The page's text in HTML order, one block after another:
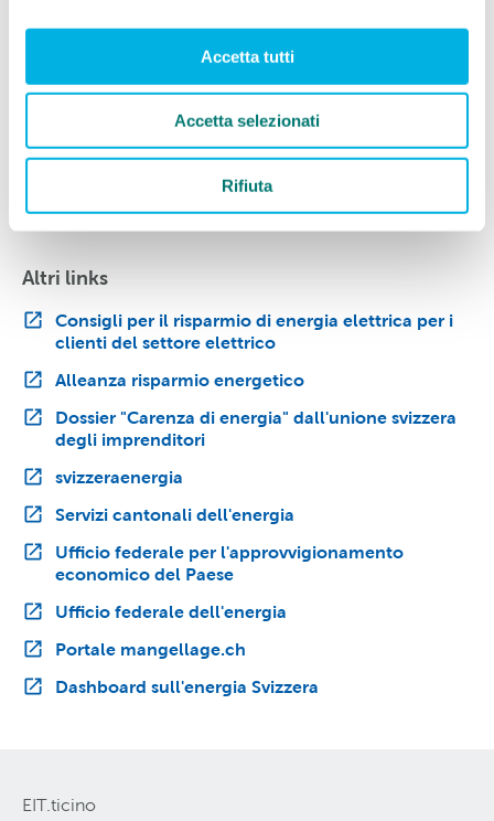
Accetta tutti
Accetta selezionati
Rifiuta
altre informazioni sono disponibili sulavoro.swiss.
In un'altra scheda informativa della SECO troverete
informazioni sulla protezione della salute sul posto di
lavoro nel contesto di misure di risparmio energetico. È
disponibile su questosito web. Inoltre, la SECO ha
integrato le indicazioni per l'art. 27 all'OLL 1 (urgente
Altri links
Consigli per il risparmio di energia elettrica per i
clienti del settore elettrico
Alleanza risparmio energetico
Dossier "Carenza di energia" dall'unione svizzera
degli imprenditori
svizzeraenergia
Servizi cantonali dell'energia
Ufficio federale per l'approvvigionamento
economico del Paese
Ufficio federale dell'energia
Portale mangellage.ch
Dashboard sull'energia Svizzera
EIT.ticino